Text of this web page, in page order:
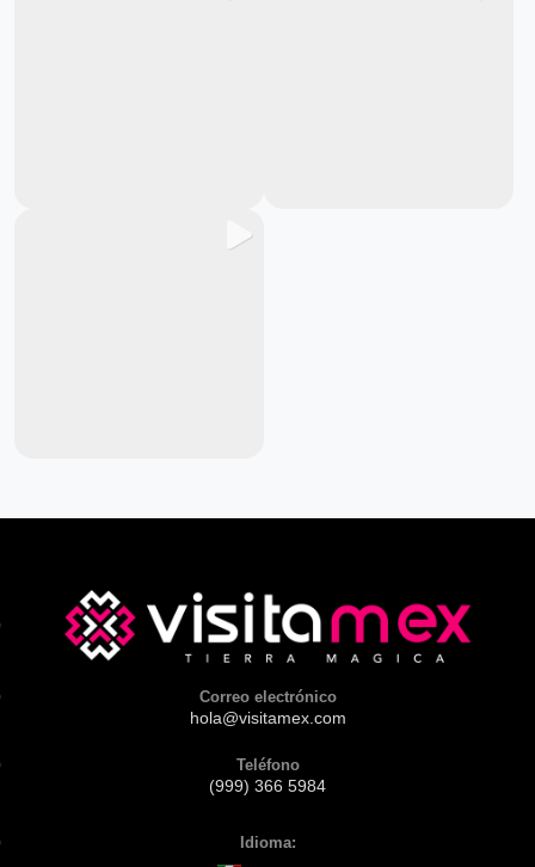
Correo electrónico
hola@visitamex.com
Teléfono
(999) 366 5984
Idioma: